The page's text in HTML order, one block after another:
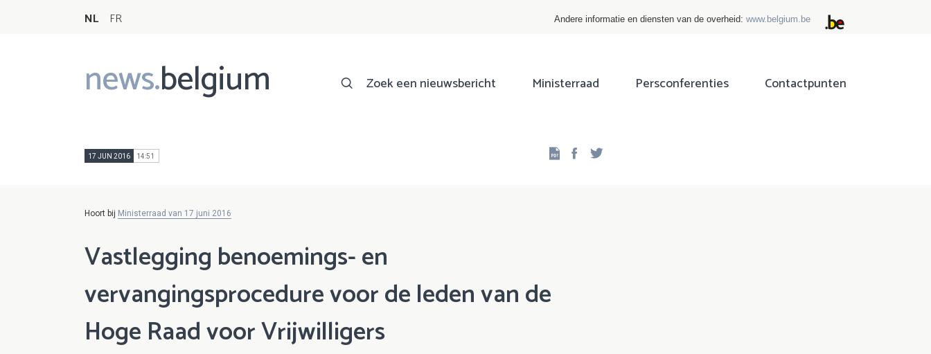
NL FR Andere informatie en diensten van de overheid: www.belgium.be
news.belgium
Main
navigation
Zoek een nieuwsbericht Ministerraad Persconferenties Contactpunten
17 JUN 2016 14:51 Facebook
Hoort bij Ministerraad van 17 juni 2016
Vastlegging benoemings- en
vervangingsprocedure voor de leden van de
Hoge Raad voor Vrijwilligers